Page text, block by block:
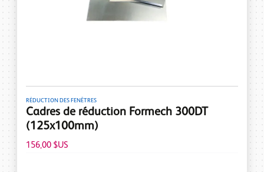
RÉDUCTION DES FENÊTRES
Cadres de réduction Formech 300DT
(125x100mm)
156,00 $US